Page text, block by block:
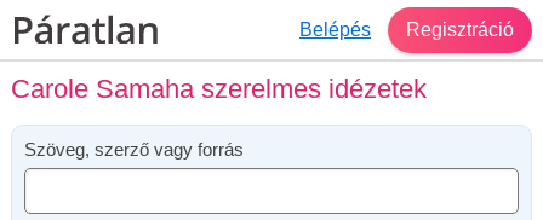
Belépés Regisztráció
Carole Samaha szerelmes idézetek
Szöveg, szerző vagy forrás